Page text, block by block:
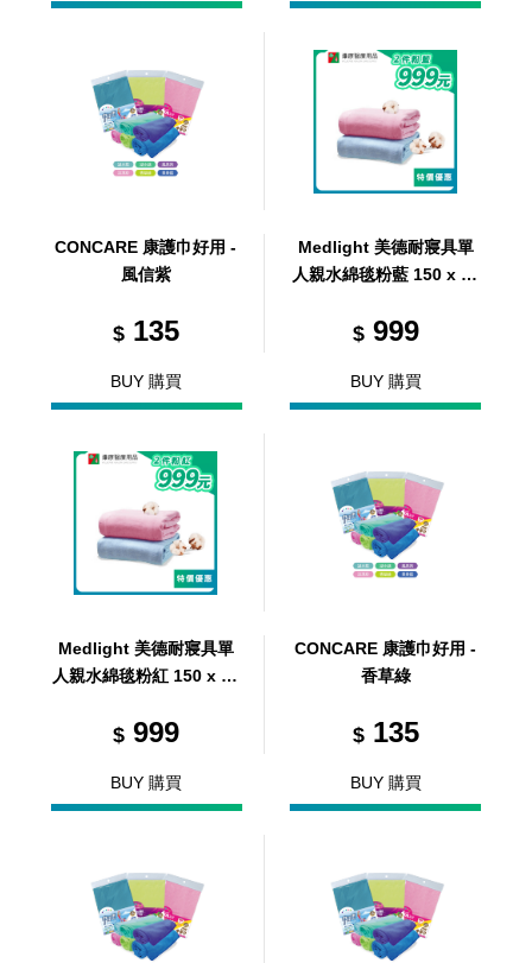
CONCARE 康護巾好用 -
風信紫
$135
BUY 購買
Medlight 美德耐寢具單
人親水綿毯粉藍 150 x 12
$999
BUY 購買
Medlight 美德耐寢具單
人親水綿毯粉紅 150 x 12
$999
BUY 購買
CONCARE 康護巾好用 -
香草綠
$135
BUY 購買